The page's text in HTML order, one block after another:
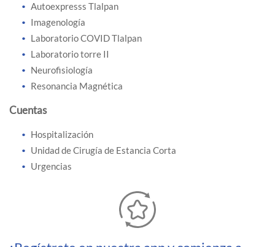
Autoexpresss Tlalpan
Imagenología
Laboratorio COVID Tlalpan
Laboratorio torre II
Neurofisiología
Resonancia Magnética
Cuentas
Hospitalización
Unidad de Cirugía de Estancia Corta
Urgencias